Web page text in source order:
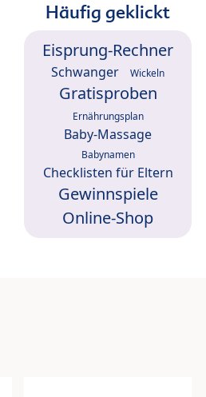
Häufig geklickt
Eisprung-Rechner
Schwanger Wickeln
Gratisproben
Ernährungsplan
Baby-Massage
Babynamen
Checklisten für Eltern
Gewinnspiele
Online-Shop